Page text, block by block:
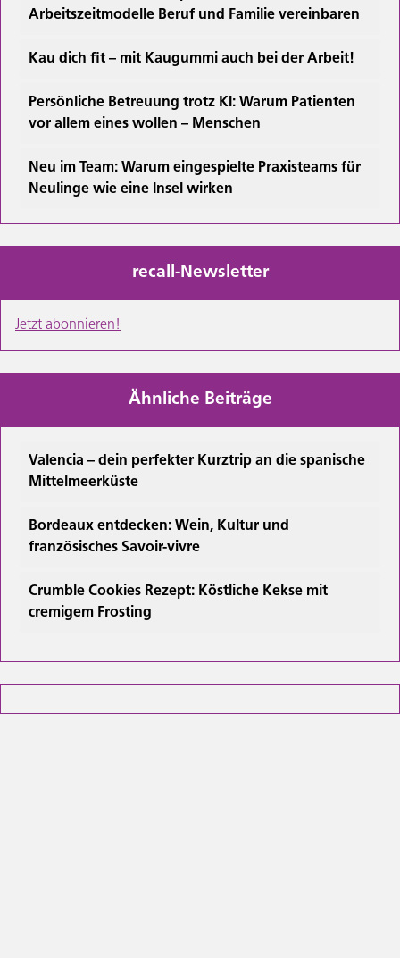
Arbeitszeitmodelle Beruf und Familie vereinbaren
Kau dich fit – mit Kaugummi auch bei der Arbeit!
Persönliche Betreuung trotz KI: Warum Patienten
vor allem eines wollen – Menschen
Neu im Team: Warum eingespielte Praxisteams für
Neulinge wie eine Insel wirken
recall-Newsletter
Jetzt abonnieren!
Ähnliche Beiträge
Valencia – dein perfekter Kurztrip an die spanische
Mittelmeerküste
Bordeaux entdecken: Wein, Kultur und
französisches Savoir-vivre
Crumble Cookies Rezept: Köstliche Kekse mit
cremigem Frosting